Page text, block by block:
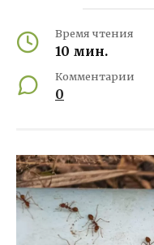
Время чтения
10 мин.
Комментарии
0